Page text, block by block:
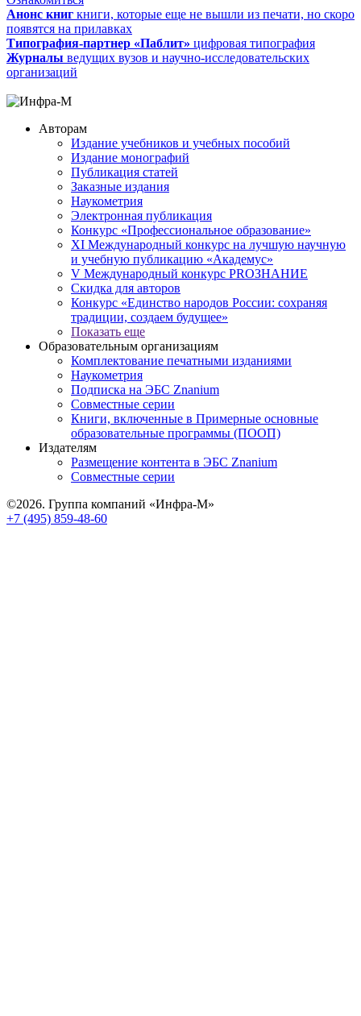
Анонс книг книги, которые еще не вышли из печати, но скоро
появятся на прилавках
Типография-партнер «Паблит» цифровая типография
Журналы ведущих вузов и научно-исследовательских
организаций
Авторам
Издание учебников и учебных пособий
Издание монографий
Публикация статей
Заказные издания
Наукометрия
Электронная публикация
Конкурс «Профессиональное образование»
XI Международный конкурс на лучшую научную
и учебную публикацию «Академус»
V Международный конкурс PROЗНАНИЕ
Скидка для авторов
Конкурс «Единство народов России: сохраняя
традиции, создаем будущее»
Показать еще
Образовательным организациям
Комплектование печатными изданиями
Наукометрия
Подписка на ЭБС Znanium
Совместные серии
Книги, включенные в Примерные основные
образовательные программы (ПООП)
Издателям
Размещение контента в ЭБС Znanium
Совместные серии
©2026. Группа компаний «Инфра-М»
+7 (495) 859-48-60